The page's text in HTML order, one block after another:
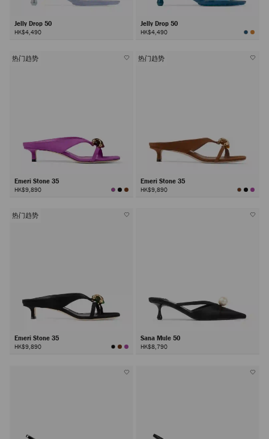
Jelly Drop 50
HK$4,490
Jelly Drop 50
HK$4,490
热门趋势
Emeri Stone 35
HK$9,890
热门趋势
Emeri Stone 35
HK$9,890
热门趋势
Emeri Stone 35
HK$9,890
Sana Mule 50
HK$8,790